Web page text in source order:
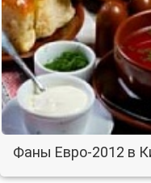
Фаны Евро-2012 в